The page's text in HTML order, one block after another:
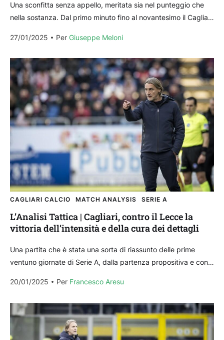
Una sconfitta senza appello, meritata sia nel punteggio che
nella sostanza. Dal primo minuto fino al novantesimo il Cagliari
27/01/2025
Per Giuseppe Meloni
CAGLIARI CALCIO MATCH ANALYSIS SERIE A
L’Analisi Tattica | Cagliari, contro il Lecce la
vittoria dell’intensità e della cura dei dettagli
Una partita che è stata una sorta di riassunto delle prime
ventuno giornate di Serie A, dalla partenza propositiva e con
20/01/2025
Per Francesco Aresu